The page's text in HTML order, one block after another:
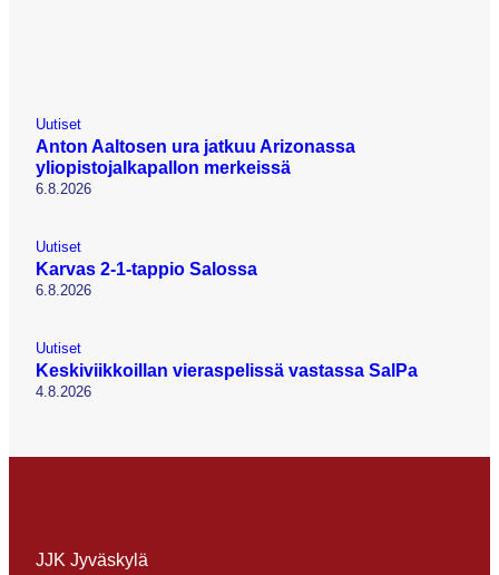
Uutiset
Anton Aaltosen ura jatkuu Arizonassa
yliopistojalkapallon merkeissä
6.8.2026
Uutiset
Karvas 2-1-tappio Salossa
6.8.2026
Uutiset
Keskiviikkoillan vieraspelissä vastassa SalPa
4.8.2026
JJK Jyväskylä